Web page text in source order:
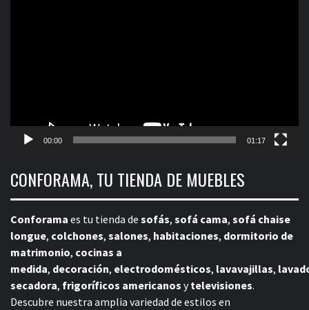
00:00 01:17
CONFORAMA, TU TIENDA DE MUEBLES
Conforama es tu tienda de sofás, sofá cama, sofá chaise
longue, colchones, salones, habitaciones, dormitorio de
matrimonio, cocinas a
medida, decoración, electrodomésticos, lavavajillas,
secadora, frigoríficos americanos ytelevisiones.
Descubre nuestra amplia variedad de estilos en